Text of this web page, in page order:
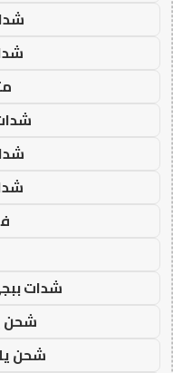
شدات
شحن
شحن